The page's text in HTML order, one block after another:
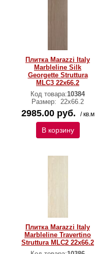
Плитка Marazzi Italy
Marbleline Silk
Georgette Struttura
MLC3 22х66.2
Код товара:10384
Размер: 22х66.2
2985.00 руб. / кв.м
В корзину
Плитка Marazzi Italy
Marbleline Travertino
Struttura MLC2 22х66.2